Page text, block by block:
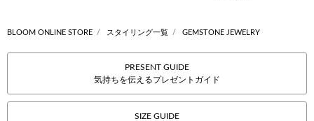
BLOOM ONLINE STORE スタイリング一覧 GEMSTONE JEWELRY
PRESENT GUIDE
気持ちを伝えるプレゼントガイド
SIZE GUIDE